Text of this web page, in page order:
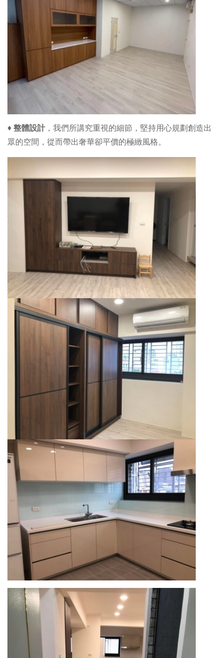
♦整體設計， 我們所講究重視的細節，堅持用心規劃創造出
眾的空間，從而帶出奢華卻平價的極緻風格。